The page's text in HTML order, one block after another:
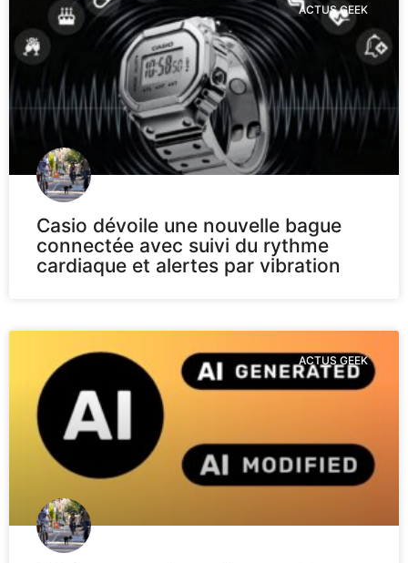
ACTUS GEEK
Casio dévoile une nouvelle bague
connectée avec suivi du rythme
cardiaque et alertes par vibration
ACTUS GEEK